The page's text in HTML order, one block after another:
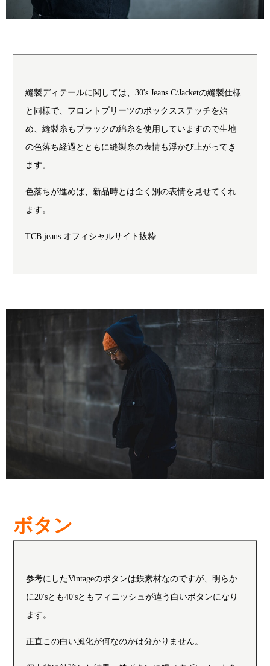
縫製ディテールに関しては、30's Jeans C/Jacketの縫製仕様
と同様で、フロントプリーツのボックスステッチを始
め、縫製糸もブラックの綿糸を使用していますので生地
の色落ち経過とともに縫製糸の表情も浮かび上がってき
ます。
色落ちが進めば、新品時とは全く別の表情を見せてくれ
ます。
TCB jeans オフィシャルサイト抜粋
ボタン
参考にしたVintageのボタンは鉄素材なのですが、明らか
に20'sとも40'sともフィニッシュが違う白いボタンになり
ます。
正直この白い風化が何なのかは分かりません。